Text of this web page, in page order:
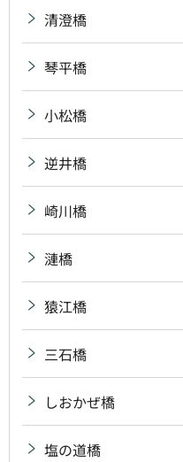
清澄橋
琴平橋
小松橋
逆井橋
崎川橋
漣橋
猿江橋
三石橋
しおかぜ橋
塩の道橋